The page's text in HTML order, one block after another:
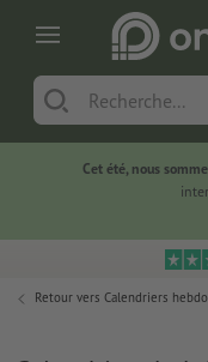
Cet été, nous
Retour vers Calendriers